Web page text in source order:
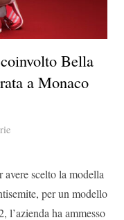
Bella
a Monaco
scelto la modella
per un modello
l’azienda ha ammesso